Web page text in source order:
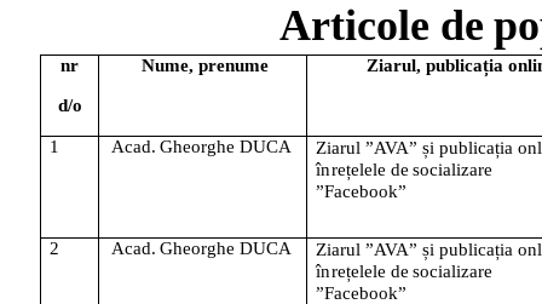
Articole de
nr
d/o
Nume, prenume Ziarul, publicația
1 Acad. Gheorghe DUCA
Ziarul ”AVA” și publicația
înrețelele de socializare
”Facebook”
2 Acad. Gheorghe DUCA
Ziarul ”AVA” și publicația
înrețelele de socializare
”Facebook”